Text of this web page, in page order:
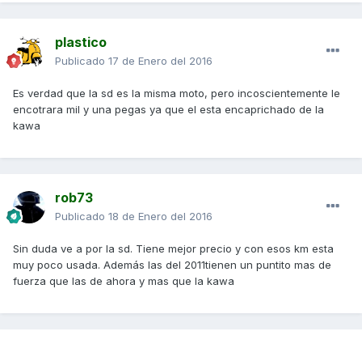
plastico
Publicado 17 de Enero del 2016
Es verdad que la sd es la misma moto, pero incoscientemente le
encotrara mil y una pegas ya que el esta encaprichado de la
kawa
rob73
Publicado 18 de Enero del 2016
Sin duda ve a por la sd. Tiene mejor precio y con esos km esta
muy poco usada. Además las del 2011tienen un puntito mas de
fuerza que las de ahora y mas que la kawa